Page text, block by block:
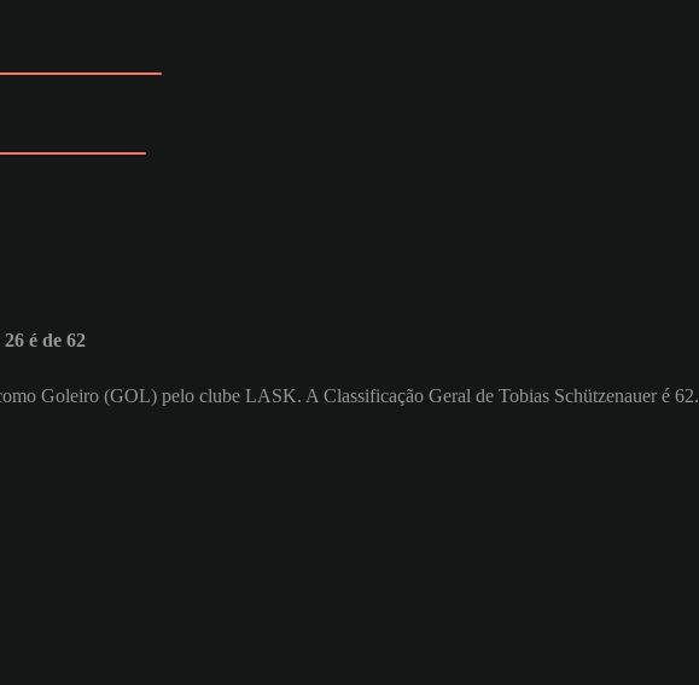
é de 62
Goleiro (GOL) pelo clube LASK. A Classificação Geral de Tobias Schützenauer é 62.